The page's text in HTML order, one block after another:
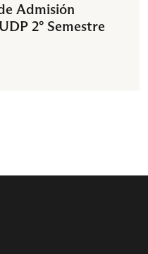
Admisión
2° Semestre